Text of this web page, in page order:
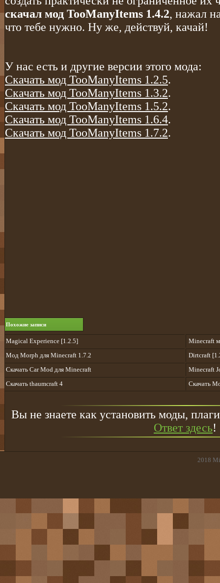
скачал мод TooManyItems 1.4.2, нажал
что тебе нужно. Ну же, действуй, качай!
У нас есть и другие версии этого мода:
Скачать мод TooManyItems 1.2.5.
Скачать мод TooManyItems 1.3.2.
Скачать мод TooManyItems 1.5.2.
Скачать мод TooManyItems 1.6.4.
Скачать мод TooManyItems 1.7.2.
Похожие записи
Magical Experience [1.2.5]
Minecraft
Мод Morph для Minecraft 1.7.2
Dirtcraft
Скачать Car Mod для Minecraft
Minecraft
Скачать thaumcraft 4
Скачать
Вы не знаете как установить моды,
Ответ здесь!
2018